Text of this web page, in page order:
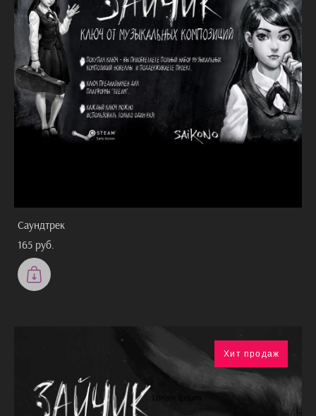
Саундтрек
165 pуб.
Хит продаж